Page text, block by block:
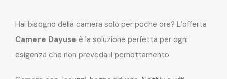
Hai bisogno della camera solo per poche ore? L’offerta
Camere Dayuse è la soluzione perfetta per ogni
esigenza che non preveda il pernottamento.